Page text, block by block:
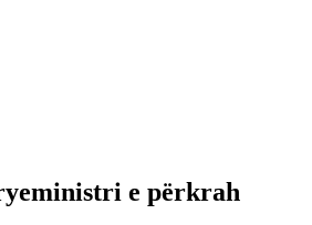
e përkrah